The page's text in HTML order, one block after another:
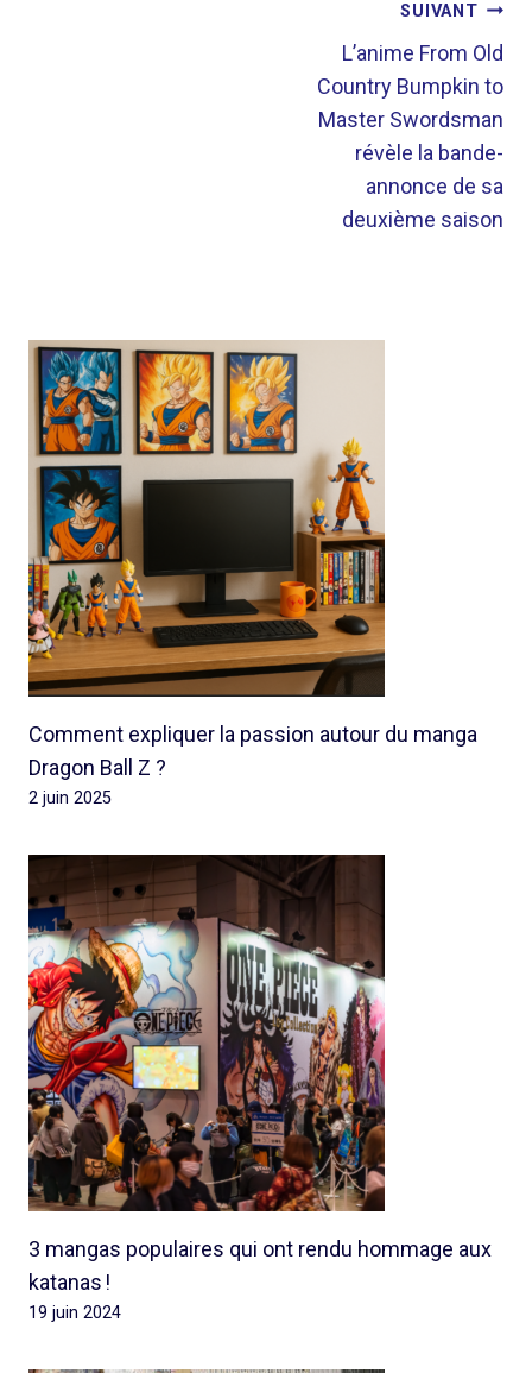
SUIVANT
L’anime From Old
Country Bumpkin to
Master Swordsman
révèle la bande-
annonce de sa
deuxième saison
Comment expliquer la passion autour du manga
Dragon Ball Z ?
2 juin 2025
3 mangas populaires qui ont rendu hommage aux
katanas !
19 juin 2024